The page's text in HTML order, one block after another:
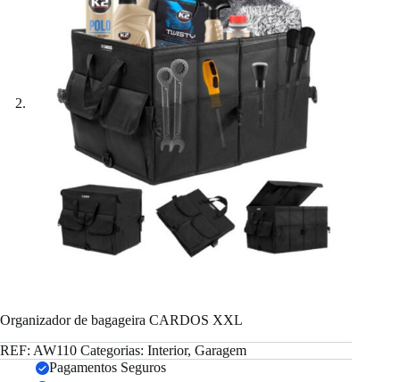
Organizador de bagageira CARDOS XXL
REF: AW110 Categorias: Interior, Garagem
Pagamentos Seguros